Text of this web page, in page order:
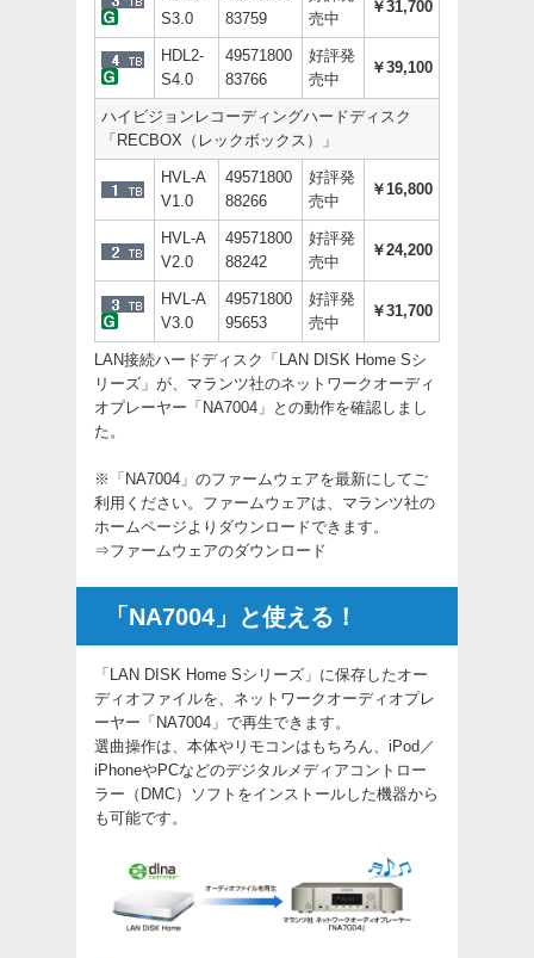
S3.0
83759
売中
￥31,700
HDL2-
S4.0
49571800
83766
好評発
売中
￥39,100
ハイビジョンレコーディングハードディスク
「RECBOX（レックボックス）」
HVL-A
V1.0
49571800
88266
好評発
売中
￥16,800
HVL-A
V2.0
49571800
88242
好評発
売中
￥24,200
HVL-A
V3.0
49571800
95653
好評発
売中
￥31,700
LAN接続ハードディスク「LAN DISK Home Sシ
リーズ」が、マランツ社のネットワークオーディ
オプレーヤー「NA7004」との動作を確認しまし
た。
※「NA7004」のファームウェアを最新にしてご
利用ください。ファームウェアは、マランツ社の
ホームページよりダウンロードできます。
⇒ファームウェアのダウンロード
「NA7004」と使える！
「LAN DISK Home Sシリーズ」に保存したオー
ディオファイルを、ネットワークオーディオプレ
ーヤー「NA7004」で再生できます。
選曲操作は、本体やリモコンはもちろん、iPod／
iPhoneやPCなどのデジタルメディアコントロー
ラー（DMC）ソフトをインストールした機器から
も可能です。